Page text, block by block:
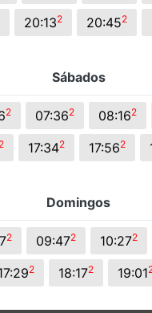
20:132 20:452
Sábados
2 07:362 08:162
2 17:342 17:562
Domingos
2 09:472 10:272
2 18:172 19:01